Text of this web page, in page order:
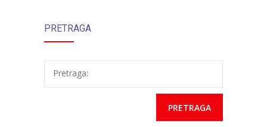
-- Javne nabavke
---- Odluke o izboru i poništenju
PRETRAGA
Pretraga: